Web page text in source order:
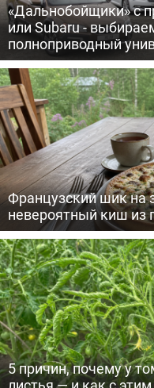
«Дальнобойщики» с
или Subaru -
полноприводный
Французский шик на
невероятный киш из
5 причин, почему у